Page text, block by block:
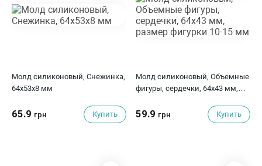
Молд силиконовый, Снежинка,
64x53x8 мм
65.9 грн Купить
Молд силиконовый, Объемные
фигуры, сердечки, 64x43 мм,
59.9 грн Купить